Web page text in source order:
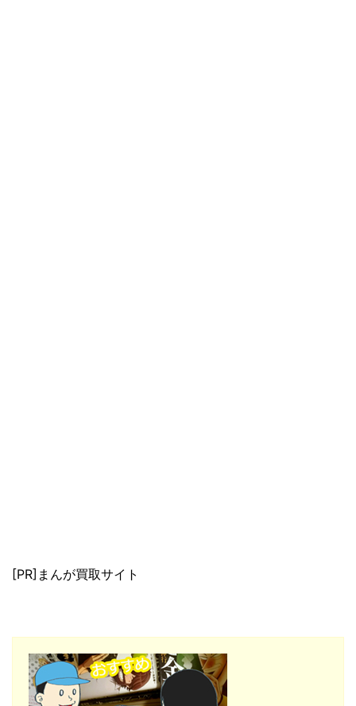
[PR]まんが買取サイト